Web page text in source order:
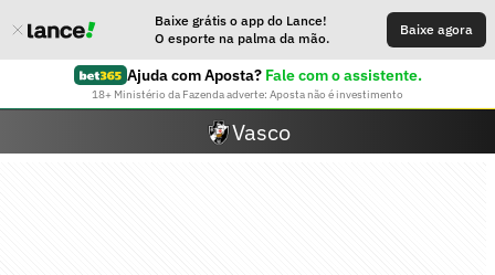
Baixe grátis o app do Lance!
O esporte na palma da mão.
Baixe agora
Ajuda com Aposta? Fale com o assistente.
18+ Ministério da Fazenda adverte: Aposta não é investimento
Vasco